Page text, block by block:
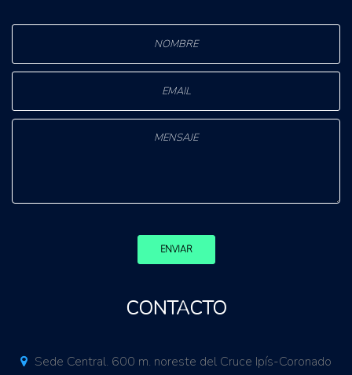
ENVIAR
CONTACTO
Sede Central. 600 m. noreste del Cruce Ipís-Coronado